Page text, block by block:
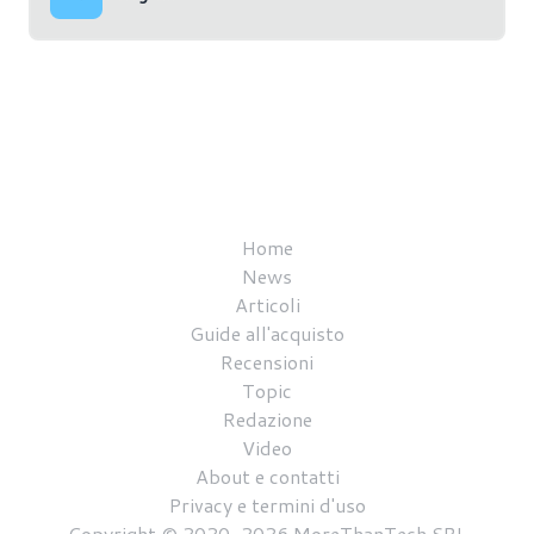
Home
News
Articoli
Guide all'acquisto
Recensioni
Topic
Redazione
Video
About e contatti
Privacy e termini d'uso